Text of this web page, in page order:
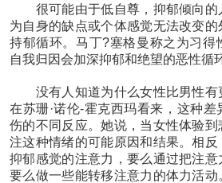
很可能由于低自尊，抑郁倾向的
为自身的缺点或个体感觉无法改变
持郁循环。马丁?塞格曼称之为习得
自我归因会加深抑郁和绝望的恶性循
没有人知道为什么女性比男性有
在苏珊·诺伦-霍克西玛看来，这种
伤的不同反应。她说，当女性体验
注这种情绪的可能原因和结果。相
抑郁感觉的注意力，要么通过把注意
要么做一些能转移注意力的体力活